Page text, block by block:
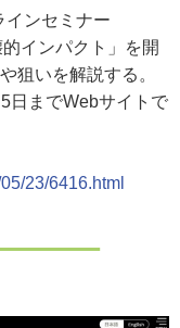
ンセミナー
インパクト」を開
狙いを解説する。
日までWebサイトで
23/6416.html